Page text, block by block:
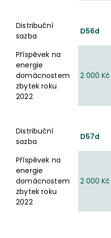
Distribuční
sazba
D56d
Příspěvek na
energie
domácnostem
zbytek roku
2022
2 000 Kč
Distribuční
sazba
D57d
Příspěvek na
energie
domácnostem
zbytek roku
2022
2 000 Kč